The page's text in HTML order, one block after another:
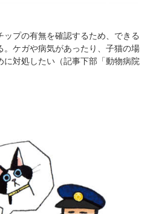
プの有無を確認するため、できる
。ケガや病気があったり、子猫の場
対処したい（記事下部「動物病院
ダウンロード済みの方